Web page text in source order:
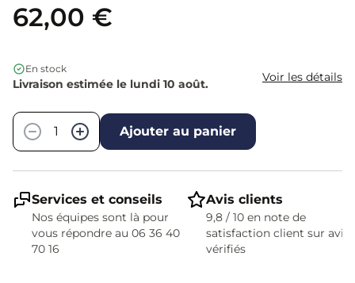
62,00 €
En stock
Livraison estimée le lundi 10 août. Voir les détails
−
+ Ajouter au panier
Services et conseils
Nos équipes sont là pour
vous répondre au 06 36 40
70 16
Avis clients
9,8 / 10 en note de
satisfaction client sur avis
vérifiés